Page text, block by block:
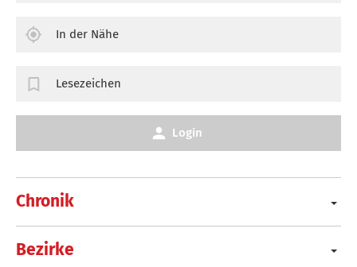
Chronik
Bezirke
In der Nähe
Lesezeichen
Login